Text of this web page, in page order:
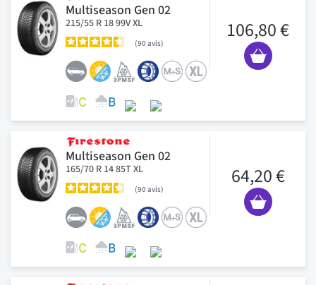
Multiseason Gen 02
215/55 R 18 99V XL
90avis
106,80 €
Multiseason Gen 02
165/70 R 14 85T XL
90avis
64,20 €